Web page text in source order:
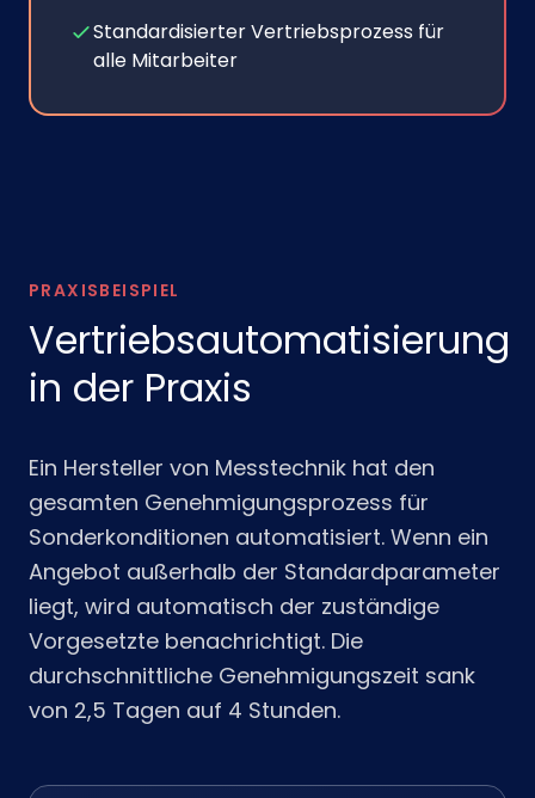
Standardisierter Vertriebsprozess für
alle Mitarbeiter
PRAXISBEISPIEL
Vertriebsautomatisierung
in der Praxis
Ein Hersteller von Messtechnik hat den
gesamten Genehmigungsprozess für
Sonderkonditionen automatisiert. Wenn ein
Angebot außerhalb der Standardparameter
liegt, wird automatisch der zuständige
Vorgesetzte benachrichtigt. Die
durchschnittliche Genehmigungszeit sank
von 2,5 Tagen auf 4 Stunden.